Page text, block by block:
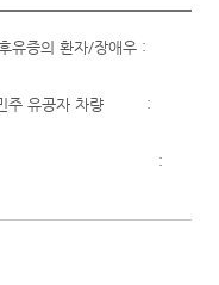
유증의 환자/장애우 :
민주 유공자 차량 :
드 소지자 :